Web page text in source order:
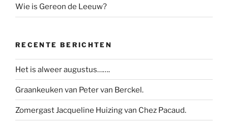
Wie is Gereon de Leeuw?
RECENTE BERICHTEN
Het is alweer augustus…….
Graankeuken van Peter van Berckel.
Zomergast Jacqueline Huizing van Chez Pacaud.